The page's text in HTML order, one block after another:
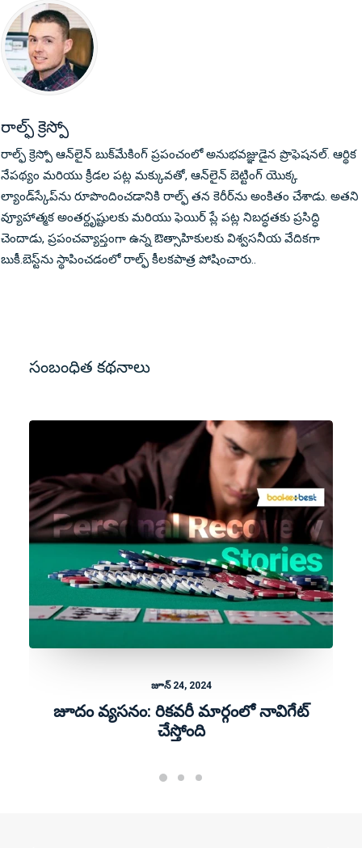
రాల్ఫ్ క్రెస్పో
రాల్ఫ్ క్రెస్పో ఆన్‌లైన్ బుక్‌మేకింగ్ ప్రపంచంలో అనుభవజ్ఞుడైన ప్రొఫెషనల్. ఆర్థిక
నేపథ్యం మరియు క్రీడల పట్ల మక్కువతో, ఆన్‌లైన్ బెట్టింగ్ యొక్క
ల్యాండ్‌స్కేప్‌ను రూపొందించడానికి రాల్ఫ్ తన కెరీర్‌ను అంకితం చేశాడు. అతని
వ్యూహాత్మక అంతర్దృష్టులకు మరియు ఫెయిర్ ప్లే పట్ల నిబద్ధతకు ప్రసిద్ధి
చెందాడు, ప్రపంచవ్యాప్తంగా ఉన్న ఔత్సాహికులకు విశ్వసనీయ వేదికగా
బుకీ.బెస్ట్‌ను స్థాపించడంలో రాల్ఫ్ కీలకపాత్ర పోషించారు..
సంబంధిత కథనాలు
జూన్ 24, 2024
జూదం వ్యసనం: రికవరీ మార్గంలో నావిగేట్
చేస్తోంది